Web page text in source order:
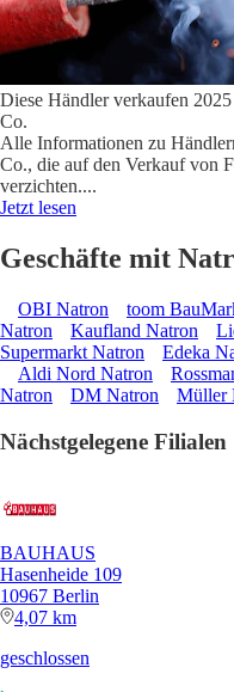
Diese Händler verkaufen
Co.
Alle Informationen zu
Co., die auf den Verkauf von
verzichten....
Jetzt lesen
Geschäfte mit
OBI Natron toom
Natron
Kaufland Natron
Supermarkt Natron
Edeka
Aldi Nord Natron
Natron
DM Natron Müller
Nächstgelegene Filialen
BAUHAUS
Hasenheide 109
10967 Berlin
4,07 km
geschlossen